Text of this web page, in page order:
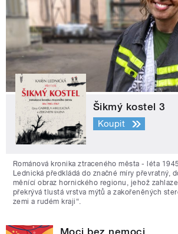
Šikmý kostel 3
Koupit
Románová kronika ztraceného města - léta
Lednická předkládá do značné míry převratný,
měnící obraz hornického regionu, jehož
překrývá tlustá vrstva mýtů a zakořeněných
zemi a rudém kraji“.
Moci bez nemoci